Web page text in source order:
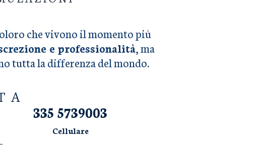
che vivono il momento più
e professionalità, ma
tutta la differenza del mondo.
335 5739003
Cellulare